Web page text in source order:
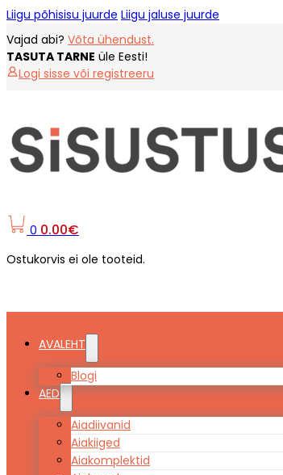
Liigu põhisisu juurde Liigu jaluse juurde
Vajad abi? Võta ühendust.
TASUTA TARNE üle Eesti!
Logi sisse või registreeru
0 0.00€
Ostukorvis ei ole tooteid.
AVALEHT
Blogi
AED
Aiadiivanid
Aiakiiged
Aiakomplektid